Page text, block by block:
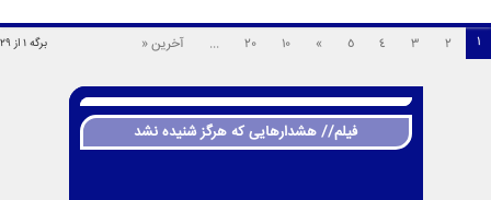
برگه 1 از 29 1
2
3
4
5
»
10
20
... آخرین «
فیلم// هشدارهایی که هرگز شنیده نشد